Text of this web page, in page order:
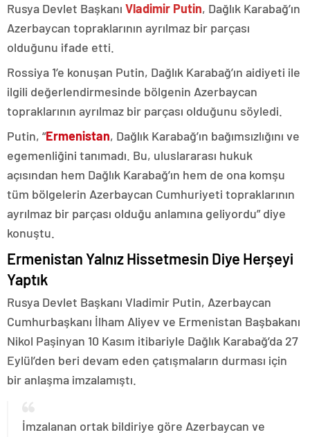
Rusya Devlet Başkanı Vladimir Putin, Dağlık Karabağ’ın
Azerbaycan topraklarının ayrılmaz bir parçası
olduğunu ifade etti.
Rossiya 1’e konuşan Putin, Dağlık Karabağ’ın aidiyeti ile
ilgili değerlendirmesinde bölgenin Azerbaycan
topraklarının ayrılmaz bir parçası olduğunu söyledi.
Putin, “Ermenistan, Dağlık Karabağ’ın bağımsızlığını ve
egemenliğini tanımadı. Bu, uluslararası hukuk
açısından hem Dağlık Karabağ’ın hem de ona komşu
tüm bölgelerin Azerbaycan Cumhuriyeti topraklarının
ayrılmaz bir parçası olduğu anlamına geliyordu” diye
konuştu.
Ermenistan Yalnız Hissetmesin Diye Herşeyi
Yaptık
Rusya Devlet Başkanı Vladimir Putin, Azerbaycan
Cumhurbaşkanı İlham Aliyev ve Ermenistan Başbakanı
Nikol Paşinyan 10 Kasım itibariyle Dağlık Karabağ’da 27
Eylül’den beri devam eden çatışmaların durması için
bir anlaşma imzalamıştı.
İmzalanan ortak bildiriye göre Azerbaycan ve